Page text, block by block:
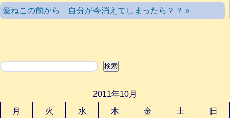
愛ねこの前から 自分が今消えてしまったら？？ »
検索 検索
2011年10月
月
火 水 木 金 土 日